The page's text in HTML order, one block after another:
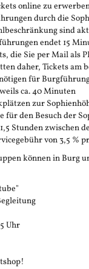
online zu
durch die
sind
endet 15
die Sie per Mail als
daher, Tickets am
für
ca. 40 Minuten
zur
für den Besuch der
Stunden zwischen
von 3,5 %
können in Burg
Uhr